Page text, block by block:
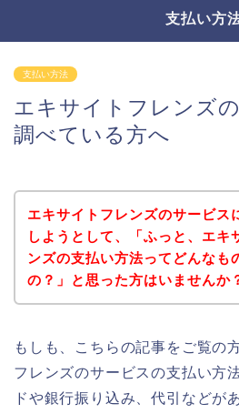
支払い方
支払い方法
エキサイトフレンズ
調べている方へ
エキサイトフレンズのサービス
しようとして、「ふっと、エキ
ンズの支払い方法ってどんなも
の？」と思った方はいませんか
もしも、こちらの記事をご覧の
フレンズのサービスの支払い方
ドや銀行振り込み、代引などが